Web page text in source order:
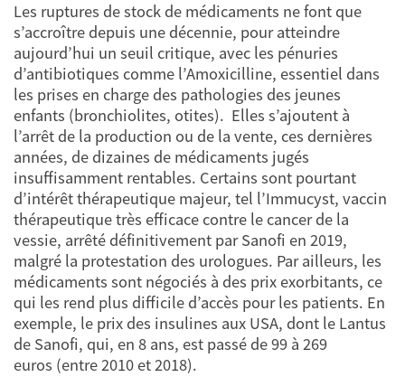
Les ruptures de stock de médicaments ne font que
s’accroître depuis une décennie, pour atteindre
aujourd’hui un seuil critique, avec les pénuries
d’antibiotiques comme l’Amoxicilline, essentiel dans
les prises en charge des pathologies des jeunes
enfants (bronchiolites, otites). Elles s’ajoutent à
l’arrêt de la production ou de la vente, ces dernières
années, de dizaines de médicaments jugés
insuffisamment rentables. Certains sont pourtant
d’intérêt thérapeutique majeur, tel l’Immucyst, vaccin
thérapeutique très efficace contre le cancer de la
vessie, arrêté définitivement par Sanofi en 2019,
malgré la protestation des urologues. Par ailleurs, les
médicaments sont négociés à des prix exorbitants, ce
qui les rend plus difficile d’accès pour les patients. En
exemple, le prix des insulines aux USA, dont le Lantus
de Sanofi, qui, en 8 ans, est passé de 99 à 269
euros (entre 2010 et 2018).